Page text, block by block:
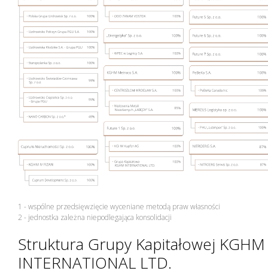
Zarządzanie Ryzykiem
1 - wspólne przedsięwzięcie wyceniane metodą praw własności
2 - jednostka zależna niepodlegająca konsolidacji
Struktura Grupy Kapitałowej KGHM
INTERNATIONAL LTD.